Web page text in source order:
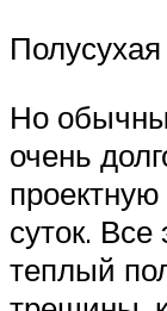
Но
очень
суток.
теплый